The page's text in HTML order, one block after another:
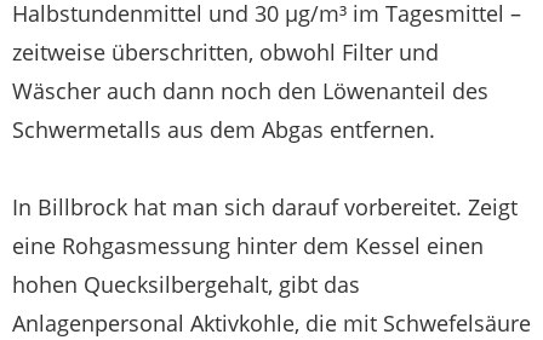
Halbstundenmittel und 30 µg/m³ im Tagesmittel –
zeitweise überschritten, obwohl Filter und
Wäscher auch dann noch den Löwenanteil des
Schwermetalls aus dem Abgas entfernen.
In Billbrock hat man sich darauf vorbereitet. Zeigt
eine Rohgasmessung hinter dem Kessel einen
hohen Quecksilbergehalt, gibt das
Anlagenpersonal Aktivkohle, die mit Schwefelsäure